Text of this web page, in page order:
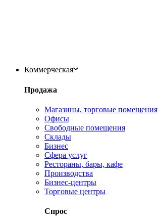
Коммерческая
Продажа
Магазины, торговые помещения
Офисы
Свободные помещения
Склады
Бизнес
Сфера услуг
Рестораны, бары, кафе
Производства
Бизнес-центры
Торговые центры
Спрос